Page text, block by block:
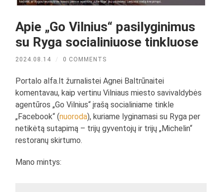
Apie „Go Vilnius“ pasilyginimus
su Ryga socialiniuose tinkluose
2024.08.14 / 0 COMMENTS
Portalo alfa.lt žurnalistei Agnei Baltrūnaitei
komentavau, kaip vertinu Vilniaus miesto savivaldybės
agentūros „Go Vilnius“ įrašą socialiniame tinkle
„Facebook“ (nuoroda), kuriame lyginamasi su Ryga per
netikėtą sutapimą – trijų gyventojų ir trijų „Michelin“
restoranų skirtumo.
Mano mintys: